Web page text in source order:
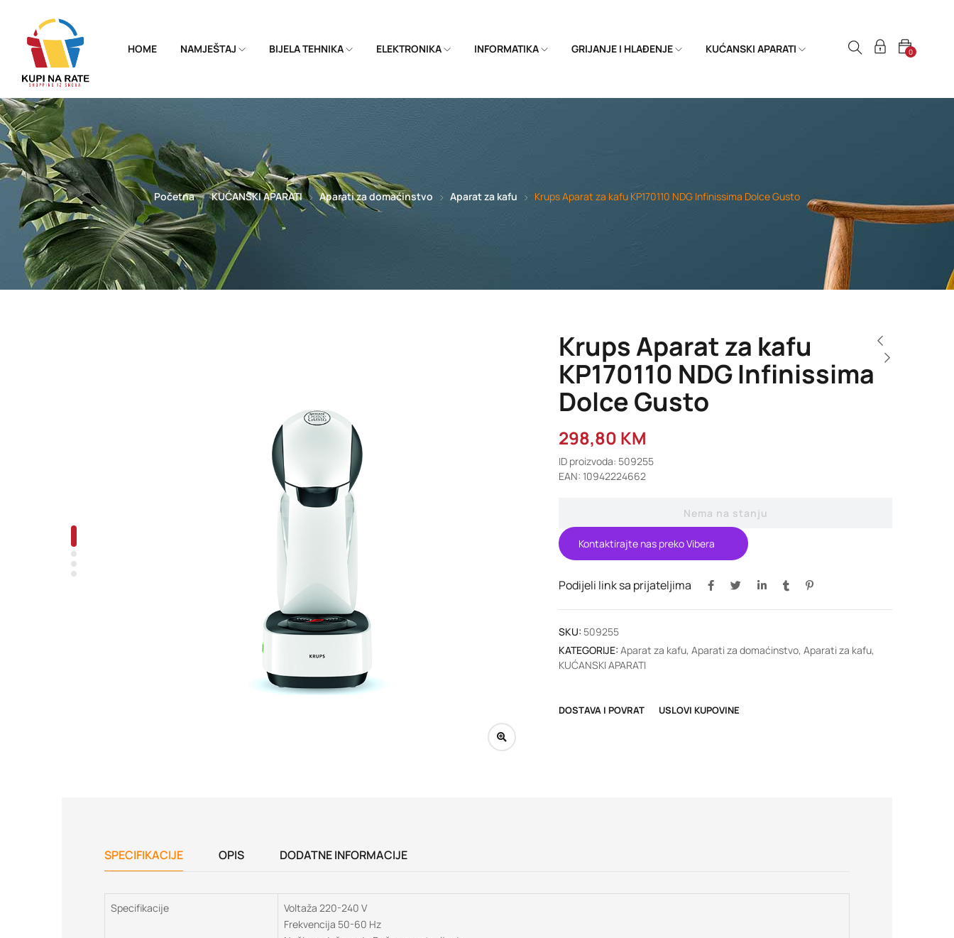
HOME NAMJEŠTAJ BIJELA TEHNIKA ELEKTRONIKA INFORMATIKA GRIJANJE I HLAĐENJE KUĆANSKI APARATI 0
Početna KUĆANSKI APARATI Aparati za domaćinstvo Aparat za kafu Krups Aparat za kafu KP170110 NDG Infinissima Dolce Gusto
Krups Aparat za kafu
KP170110 NDG Infinissima
Dolce Gusto
298,80 KM
ID proizvoda: 509255
EAN: 10942224662
Nema na stanju
Kontaktirajte nas preko Vibera
Podijeli link sa prijateljima
SKU: 509255
KATEGORIJE: Aparat za kafu, Aparati za domaćinstvo, Aparati za kafu,
KUĆANSKI APARATI
DOSTAVA I POVRAT USLOVI KUPOVINE
SPECIFIKACIJE OPIS DODATNE INFORMACIJE
Specifikacije
Voltaža 220-240 V
Frekvencija 50-60 Hz